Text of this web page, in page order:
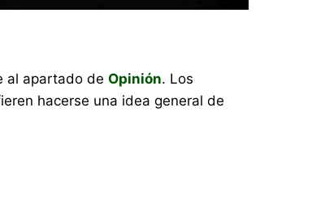
al apartado deOpinión. Los
hacerse una idea general de